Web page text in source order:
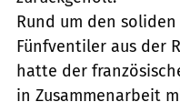
Rund um den
Fünfventiler aus der
hatte der
in Zusammenarbeit